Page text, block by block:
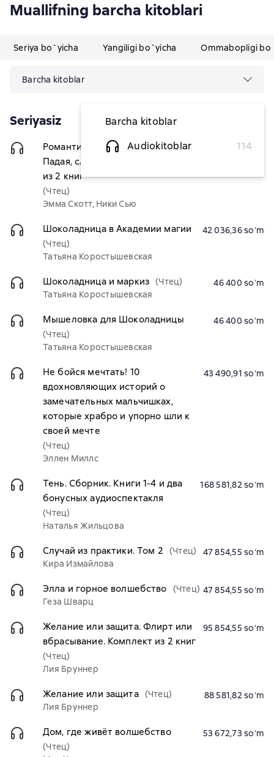
Muallifning barcha kitoblari
Seriya bo`yicha Yangiligi bo`yicha Ommabopligi
Barcha kitoblar
Barcha kitoblar
Audiokitoblar
114
Seriyasiz
Романтика. Любовь между нами.
Падая, словно звезды. Комплект
из 2 книг
(Чтец)
Эмма Скотт, Ники Сью
100 218,18 soʻm
Шоколадница в Академии магии
(Чтец)
Татьяна Коростышевская
42 036,36 soʻm
Шоколадница и маркиз (Чтец)
Татьяна Коростышевская
46 400 soʻm
Мышеловка для Шоколадницы
(Чтец)
Татьяна Коростышевская
46 400 soʻm
Не бойся мечтать! 10
вдохновляющих историй о
замечательных мальчишках,
которые храбро и упорно шли к
своей мечте
(Чтец)
Эллен Миллс
43 490,91 soʻm
Тень. Сборник. Книги 1-4 и два
бонусных аудиоспектакля
(Чтец)
Наталья Жильцова
168 581,82 soʻm
Случай из практики. Том 2
(Чтец)
Кира Измайлова
47 854,55 soʻm
Элла и горное волшебство
(Чтец)
Геза Шварц
47 854,55 soʻm
Желание или защита. Флирт или
вбрасывание. Комплект из 2 книг
(Чтец)
Лия Бруннер
95 854,55 soʻm
Желание или защита (Чтец)
Лия Бруннер
88 581,82 soʻm
Дом, где живёт волшебство
(Чтец)
53 672,73 soʻm